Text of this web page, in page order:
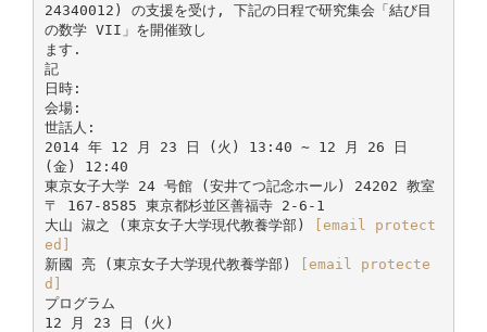
24340012) の支援を受け, 下記の日程で研究集会「結び目
の数学 VII」を開催致し
ます.
記
日時:
会場:
世話人:
2014 年 12 月 23 日 (火) 13:40 ∼ 12 月 26 日
(金) 12:40
東京女子大学 24 号館 (安井てつ記念ホール) 24202 教室
〒 167-8585 東京都杉並区善福寺 2-6-1
大山 淑之 (東京女子大学現代教養学部)
[email protect
ed]
新國 亮 (東京女子大学現代教養学部)
[email protecte
d]
プログラム
12 月 23 日 (火)